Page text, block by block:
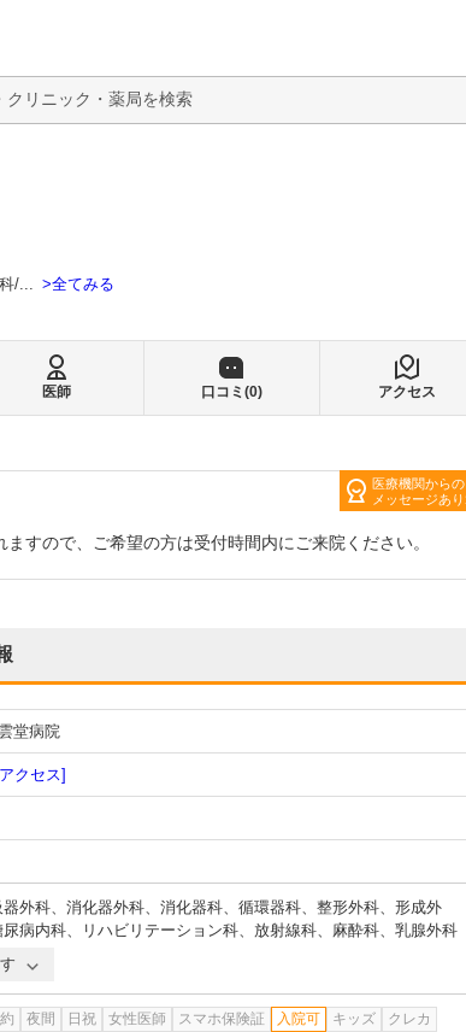
検索
... 全てみる
医師 口コミ(0) アクセス
医療機関からの
メッセージあり
すので、ご希望の方は受付時間内にご来院ください。
堂病院
クセス]
器外科、 消化器外科、 消化器科、 循環器科、 整形外科、 形成外
尿病内科、 リハビリテーション科、 放射線科、 麻酔科、 乳腺外科
夜間 日祝 女性医師 スマホ保険証 入院可 キッズ
クレカ